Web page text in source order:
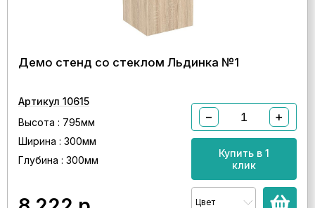
Демо стенд со стеклом Льдинка №1
Артикул 10615
Высота : 795мм
Ширина : 300мм
Глубина : 300мм
− +
Купить в 1
клик
Цвет